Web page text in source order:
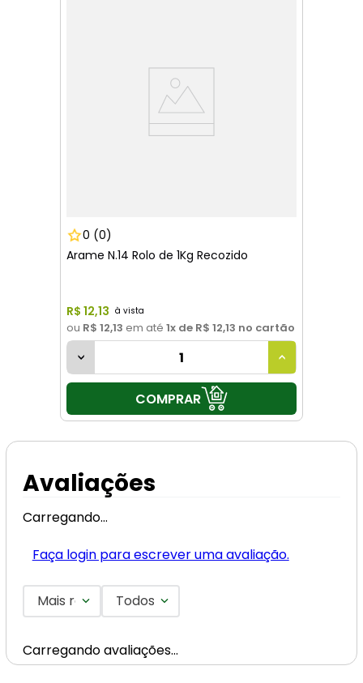
0 (0)
Arame N.14 Rolo de 1Kg Recozido
R$ 12,13
ou R$ 12,13 em até 1x de R$ 12,13 no cartão
COMPRAR
Avaliações
Carregando…
Faça login para escrever uma avaliação.
Mais recentesTodos
Carregando avaliações…